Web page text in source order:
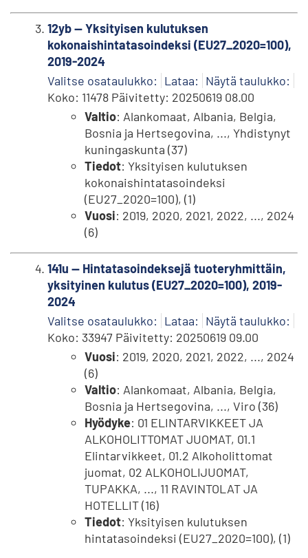
12yb -- Yksityisen kulutuksen
kokonaishintatasoindeksi (EU27_2020=100),
2019-2024
Valitse osataulukko: Lataa: Näytä taulukko:
Koko: 11478 Päivitetty: 20250619 08.00
Valtio: Alankomaat, Albania, Belgia,
Bosnia ja Hertsegovina, ..., Yhdistynyt
kuningaskunta (37)
Tiedot: Yksityisen kulutuksen
kokonaishintatasoindeksi
(EU27_2020=100), (1)
Vuosi: 2019, 2020, 2021, 2022, ..., 2024
(6)
141u -- Hintatasoindeksejä tuoteryhmittäin,
yksityinen kulutus (EU27_2020=100), 2019-
2024
Valitse osataulukko: Lataa: Näytä taulukko:
Koko: 33947 Päivitetty: 20250619 09.00
Vuosi: 2019, 2020, 2021, 2022, ..., 2024
(6)
Valtio: Alankomaat, Albania, Belgia,
Bosnia ja Hertsegovina, ..., Viro (36)
Hyödyke: 01 ELINTARVIKKEET JA
ALKOHOLITTOMAT JUOMAT, 01.1
Elintarvikkeet, 01.2 Alkoholittomat
juomat, 02 ALKOHOLIJUOMAT,
TUPAKKA, ..., 11 RAVINTOLAT JA
HOTELLIT (16)
Tiedot: Yksityisen kulutuksen
hintatasoindeksi (EU27_2020=100), (1)